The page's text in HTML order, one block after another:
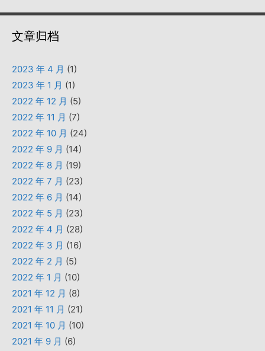
文章归档
2023 年 4 月 (1)
2023 年 1 月 (1)
2022 年 12 月 (5)
2022 年 11 月 (7)
2022 年 10 月 (24)
2022 年 9 月 (14)
2022 年 8 月 (19)
2022 年 7 月 (23)
2022 年 6 月 (14)
2022 年 5 月 (23)
2022 年 4 月 (28)
2022 年 3 月 (16)
2022 年 2 月 (5)
2022 年 1 月 (10)
2021 年 12 月 (8)
2021 年 11 月 (21)
2021 年 10 月 (10)
2021 年 9 月 (6)